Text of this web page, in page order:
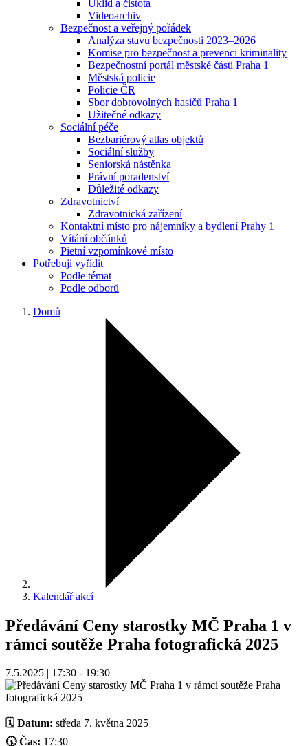
Úklid a čistota
Videoarchiv
Bezpečnost a veřejný pořádek
Analýza stavu bezpečnosti 2023–2026
Komise pro bezpečnost a prevenci kriminality
Bezpečnostní portál městské části Praha 1
Městská policie
Policie ČR
Sbor dobrovolných hasičů Praha 1
Užitečné odkazy
Sociální péče
Bezbariérový atlas objektů
Sociální služby
Seniorská nástěnka
Právní poradenství
Důležité odkazy
Zdravotnictví
Zdravotnická zařízení
Kontaktní místo pro nájemníky a bydlení Prahy 1
Vítání občánků
Pietní vzpomínkové místo
Potřebuji vyřídit
Podle témat
Podle odborů
Domů
Kalendář akcí
Předávání Ceny starostky MČ Praha 1 v
rámci soutěže Praha fotografická 2025
7.5.2025 | 17:30 - 19:30
🗓 Datum: středa 7. května 2025
🕠 Čas: 17:30